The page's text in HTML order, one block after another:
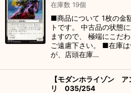
在庫数 19個
■商品について 1枚の金
トです。 中古品の状態
ますので、 極端にこだ
ご遠慮下さい。 ■在庫
が、店頭在庫…
【モダンホライゾン
リ 035/254